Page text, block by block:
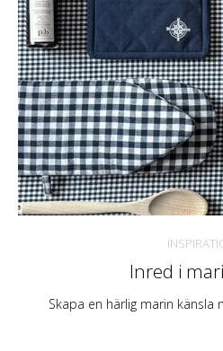
Inred i
Skapa en härlig marin känsla